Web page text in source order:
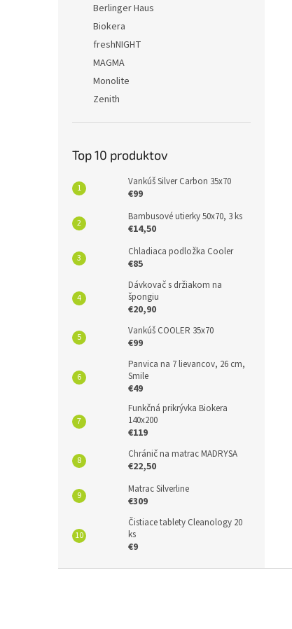
Berlinger Haus
Biokera
freshNIGHT
MAGMA
Monolite
Zenith
Top 10 produktov
Vankúš Silver Carbon 35x70
€99
Bambusové utierky 50x70, 3 ks
€14,50
Chladiaca podložka Cooler
€85
Dávkovač s držiakom na
špongiu
€20,90
Vankúš COOLER 35x70
€99
Panvica na 7 lievancov, 26 cm,
Smile
€49
Funkčná prikrývka Biokera
140x200
€119
Chránič na matrac MADRYSA
€22,50
Matrac Silverline
€309
Čistiace tablety Cleanology 20
ks
€9